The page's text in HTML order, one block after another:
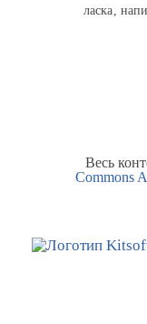
ласка,
Весь
Commons